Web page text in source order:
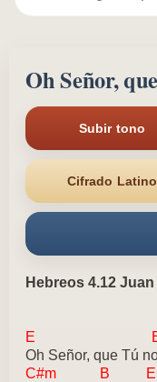
Oh Señor,
Subir tono
Cifrado Latino
Hebreos 4.12 Juan
E
Oh Señor, que Tú
C#m B E